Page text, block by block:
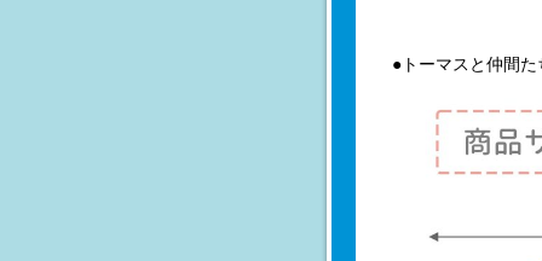
●トーマスと仲間